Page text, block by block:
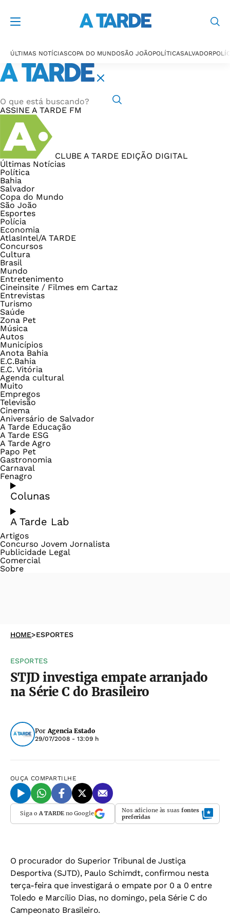
ÚLTIMAS NOTÍCIASCOPA DO MUNDOSÃO JOÃOPOLÍTICASALVADOR
ASSINE A TARDE FM
CLUBE A TARDE EDIÇÃO DIGITAL
Últimas Notícias
Política
Bahia
Salvador
Copa do Mundo
São João
Esportes
Polícia
Economia
AtlasIntel/A TARDE
Concursos
Cultura
Brasil
Mundo
Entretenimento
Cineinsite / Filmes em Cartaz
Entrevistas
Turismo
Saúde
Zona Pet
Música
Autos
Municípios
Anota Bahia
E.C.Bahia
E.C. Vitória
Agenda cultural
Muito
Empregos
Televisão
Cinema
Aniversário de Salvador
A Tarde Educação
A Tarde ESG
A Tarde Agro
Papo Pet
Gastronomia
Carnaval
Fenagro
Colunas
A Tarde Lab
Artigos
Concurso Jovem Jornalista
Publicidade Legal
Comercial
Sobre
HOME>ESPORTES
ESPORTES
STJD investiga empate arranjado
na Série C do Brasileiro
Por Agencia Estado
29/07/2008 - 13:09 h
OUÇA COMPARTILHE
Siga oA TARDEno Google Nos adicione às suas fontes
preferidas
O procurador do Superior Tribunal de Justiça
Desportiva (SJTD), Paulo Schimdt, confirmou nesta
terça-feira que investigará o empate por 0 a 0 entre
Toledo e Marcílio Dias, no domingo, pela Série C do
Campeonato Brasileiro.